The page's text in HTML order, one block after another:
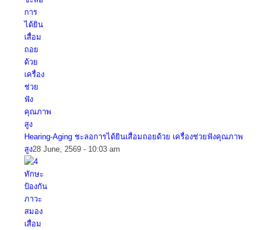
Hearing-Aging ชะลอการได้ยินเสื่อมถอยด้วย เครื่องช่วยฟังคุณภาพ
สูง28 June, 2569 - 10:03 am